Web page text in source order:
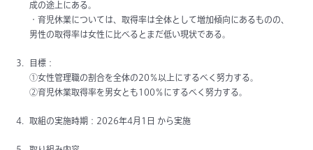
成の途上にある。
・育児休業については、取得率は全体として増加傾向にあるものの、
男性の取得率は女性に比べるとまだ低い現状である。
目標：
①女性管理職の割合を全体の20％以上にするべく努力する。
②育児休業取得率を男女とも100％にするべく努力する。
取組の実施時期：2026年4月1日 から実施